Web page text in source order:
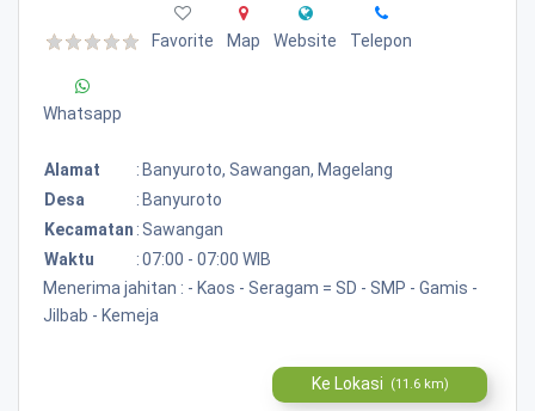
Favorite Map Website Telepon
Whatsapp
Alamat : Banyuroto, Sawangan, Magelang
Desa
: Banyuroto
Kecamatan : Sawangan
Waktu
:07:00 - 07:00 WIB
Menerima jahitan : - Kaos - Seragam = SD - SMP - Gamis -
Jilbab - Kemeja
Ke Lokasi (11.6 km)